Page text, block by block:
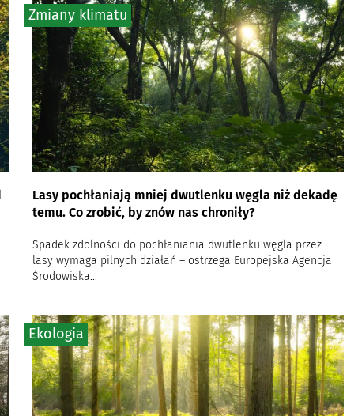
Lasy pochłaniają mniej dwutlenku węgla niż dekadę
temu. Co zrobić, by znów nas chroniły?
Spadek zdolności do pochłaniania dwutlenku węgla przez
lasy wymaga pilnych działań – ostrzega Europejska Agencja
Środowiska...
Zmiany klimatu
Ekologia